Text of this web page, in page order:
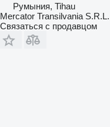
Румыния, Tihau
Mercator Transilvania S.R.L.
Связаться с продавцом